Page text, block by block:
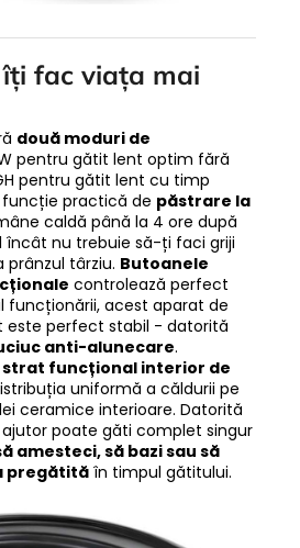
fac viața mai
două moduri de
pentru gătit lent optim fără
pentru gătit lent cu timp
practică de păstrare la
caldă până la 4 ore după
nu trebuie să-ți faci griji
prânzul târziu. Butoanele
controlează perfect
funcționării, acest aparat de
este perfect stabil - datorită
anti-alunecare.
strat funcțional interior de
uniformă a căldurii pe
ceramice interioare. Datorită
poate găti complet singur
amesteci, să bazi sau să
pregătită în timpul gătitului.